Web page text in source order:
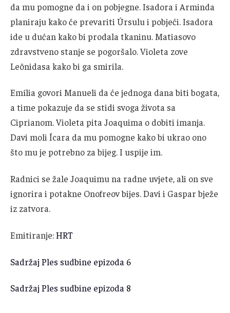
da mu pomogne da i on pobjegne. Isadora i Arminda
planiraju kako će prevariti Úrsulu i pobjeći. Isadora
ide u dućan kako bi prodala tkaninu. Matiasovo
zdravstveno stanje se pogoršalo. Violeta zove
Leônidasa kako bi ga smirila.
Emília govori Manueli da će jednoga dana biti bogata,
a time pokazuje da se stidi svoga života sa
Ciprianom. Violeta pita Joaquima o dobiti imanja.
Davi moli Ícara da mu pomogne kako bi ukrao ono
što mu je potrebno za bijeg. I uspije im.
Radnici se žale Joaquimu na radne uvjete, ali on sve
ignorira i potakne Onofreov bijes. Davi i Gaspar bježe
iz zatvora.
Emitiranje:HRT
Sadržaj Ples sudbine epizoda 6
Sadržaj Ples sudbine epizoda 8